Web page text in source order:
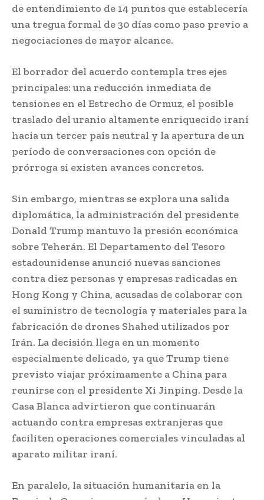
de entendimiento de 14 puntos que establecería
una tregua formal de 30 días como paso previo a
negociaciones de mayor alcance.
El borrador del acuerdo contempla tres ejes
principales: una reducción inmediata de
tensiones en el Estrecho de Ormuz, el posible
traslado del uranio altamente enriquecido iraní
hacia un tercer país neutral y la apertura de un
período de conversaciones con opción de
prórroga si existen avances concretos.
Sin embargo, mientras se explora una salida
diplomática, la administración del presidente
Donald Trump mantuvo la presión económica
sobre Teherán. El Departamento del Tesoro
estadounidense anunció nuevas sanciones
contra diez personas y empresas radicadas en
Hong Kong y China, acusadas de colaborar con
el suministro de tecnología y materiales para la
fabricación de drones Shahed utilizados por
Irán. La decisión llega en un momento
especialmente delicado, ya que Trump tiene
previsto viajar próximamente a China para
reunirse con el presidente Xi Jinping. Desde la
Casa Blanca advirtieron que continuarán
actuando contra empresas extranjeras que
faciliten operaciones comerciales vinculadas al
aparato militar iraní.
En paralelo, la situación humanitaria en la